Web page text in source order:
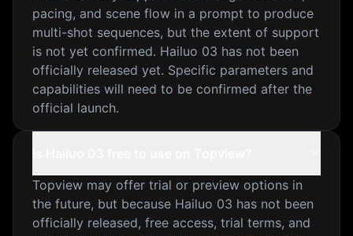
pacing, and scene flow in a prompt to produce
multi-shot sequences, but the extent of support
is not yet confirmed. Hailuo 03 has not been
officially released yet. Specific parameters and
capabilities will need to be confirmed after the
official launch.
Topview may offer trial or preview options in
the future, but because Hailuo 03 has not been
officially released, free access, trial terms, and